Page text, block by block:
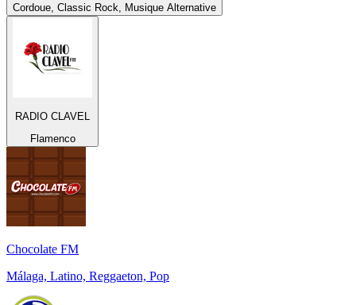
Cordoue, Classic Rock, Musique Alternative
RADIO CLAVEL
Flamenco
Chocolate FM
Málaga, Latino, Reggaeton, Pop